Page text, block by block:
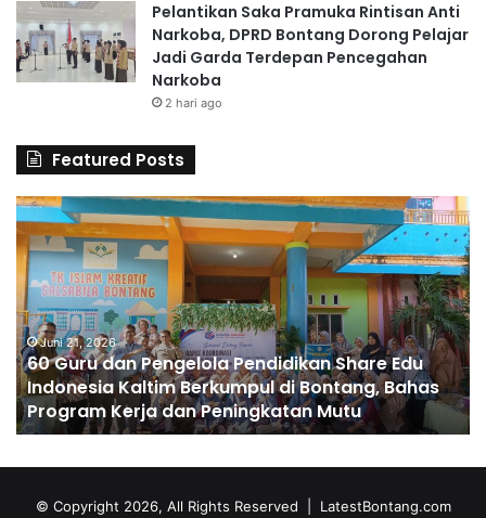
Pelantikan Saka Pramuka Rintisan Anti
Narkoba, DPRD Bontang Dorong Pelajar
Jadi Garda Terdepan Pencegahan
Narkoba
2 hari ago
Featured Posts
6
0
G
u
r
u
d
a
n
P
e
Juni 21, 2026
60 Guru dan Pengelola Pendidikan Share Edu
Indonesia Kaltim Berkumpul di Bontang, Bahas
Program Kerja dan Peningkatan Mutu
© Copyright 2026, All Rights Reserved | LatestBontang.com